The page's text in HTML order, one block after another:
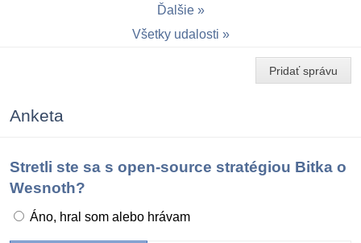
Ďalšie
Všetky udalosti
Pridať správu
Anketa
Stretli ste sa s open-source stratégiou Bitka o
Wesnoth?
Áno, hral som alebo hrávam